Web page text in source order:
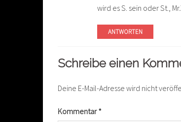
wird es S. sein oder St.,
ANTWORTEN
Schreibe einen
Deine E-Mail-Adresse wird nicht
Kommentar*